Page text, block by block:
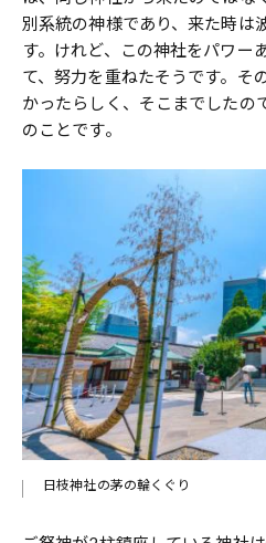
別系統の神様であり、来た時は
す。けれど、この神社をパワー
て、努力を重ねたそうです。そ
かったらしく、そこまでしたの
のことです。
日枝神社の茅の輪くぐり